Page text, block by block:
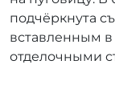
подчёркнута
вставленным
отделочными